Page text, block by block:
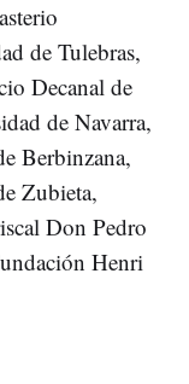
de Tulebras,
Decanal de
de Navarra,
Berbinzana,
Zubieta,
Don Pedro
Henri